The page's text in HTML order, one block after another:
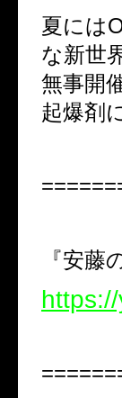
夏には
な新世
無事開
起爆剤
『安